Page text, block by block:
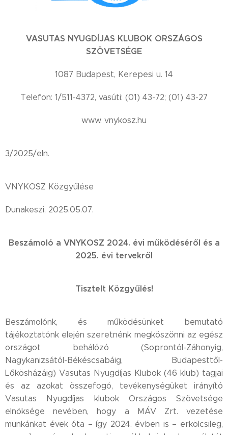
VASUTAS NYUGDÍJAS KLUBOK ORSZÁGOS
SZÖVETSÉGE
1087 Budapest, Kerepesi u. 14
Telefon: 1/511-4372, vasúti: (01) 43-72; (01) 43-27
www. vnykosz.hu
3/2025/eln.
VNYKOSZ Közgyűlése
Dunakeszi, 2025.05.07.
Beszámoló a VNYKOSZ 2024. évi működéséről és a
2025. évi tervekről
Tisztelt Közgyűlés!
Beszámolónk, és működésünket bemutató
tájékoztatónk elején szeretnénk megköszönni az egész
országot behálózó (Soprontól-Záhonyig,
Nagykanizsától-Békéscsabáig, Budapesttől-
Lőkösházáig) Vasutas Nyugdíjas Klubok (46 klub) tagjai
és az azokat összefogó, tevékenységüket irányító
Vasutas Nyugdíjas klubok Országos Szövetsége
elnöksége nevében, hogy a MÁV Zrt. vezetése
munkánkat évek óta – így 2024. évben is – erkölcsileg,